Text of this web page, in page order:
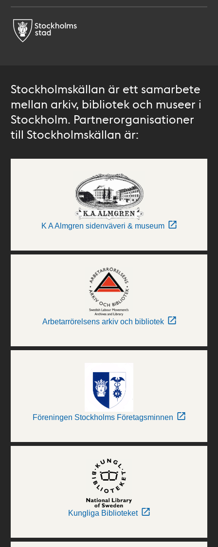
Stockholmskällan är ett samarbete
mellan arkiv, bibliotek och museer i
Stockholm. Partnerorganisationer
till Stockholmskällan är:
K A Almgren sidenväveri & museum
Arbetarrörelsens arkiv och bibliotek
Föreningen Stockholms Företagsminnen
Kungliga Biblioteket